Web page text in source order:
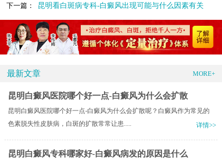
下一篇：
昆明看白斑病专科-白癜风出现可能与什么因素有关
最新文章 MORE+
昆明白癜风医院哪个好一点-白癜风为什么会扩散
昆明白癜风医院哪个好一点-白癜风为什么会扩散呢？白癜风作为常见的
色素脱失性皮肤病，白斑的扩散常常让患.....
详情>>
昆明白癜风专科哪家好-白癜风病发的原因是什么